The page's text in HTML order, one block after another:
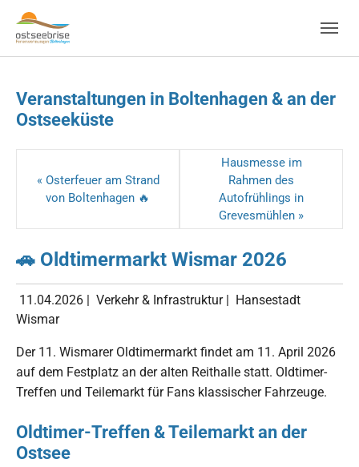
Skip to main navigation
Zum Hauptinhalt springen
Skip to page footer
Veranstaltungen in Boltenhagen & an der
Ostseeküste
« Osterfeuer am Strand
von Boltenhagen 🔥
Hausmesse im
Rahmen des
Autofrühlings in
Grevesmühlen »
🚗 Oldtimermarkt Wismar 2026
11.04.2026 | Verkehr & Infrastruktur| Hansestadt
Wismar
Der 11. Wismarer Oldtimermarkt findet am 11. April 2026
auf dem Festplatz an der alten Reithalle statt. Oldtimer-
Treffen und Teilemarkt für Fans klassischer Fahrzeuge.
Oldtimer-Treffen & Teilemarkt an der
Ostsee